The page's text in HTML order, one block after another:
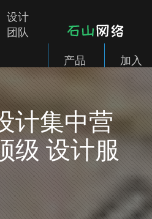
设计
团队
产品
展示
加入
计集中营
级 设计服